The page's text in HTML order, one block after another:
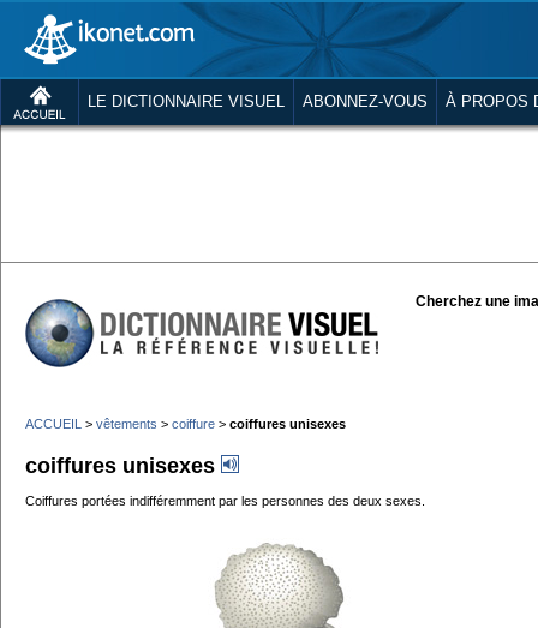
LE DICTIONNAIRE VISUEL ABONNEZ-VOUS À PROPOS
Cherchez une
ACCUEIL > vêtements > coiffure > coiffures unisexes
coiffures unisexes
Coiffures portées indifféremment par les personnes des deux sexes.